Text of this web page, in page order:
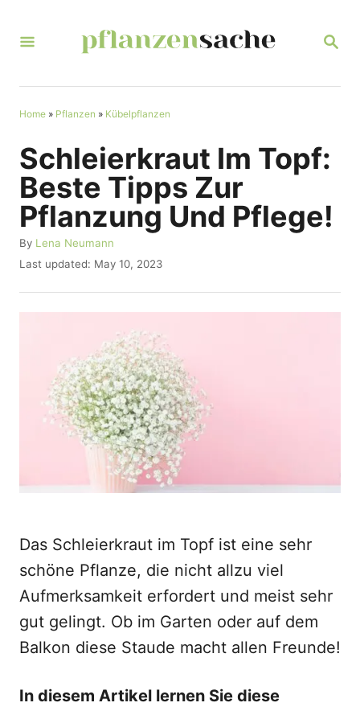
S
R
Home » Pflanzen » Kübelpflanzen
Schleierkraut Im Topf:
Beste Tipps Zur
Pflanzung Und Pflege!
By A
u
h
o
Lena Neumann
P
s
Last updated: May 10, 2023
Das Schleierkraut im Topf ist eine sehr
schöne Pflanze, die nicht allzu viel
Aufmerksamkeit erfordert und meist sehr
gut gelingt. Ob im Garten oder auf dem
Balkon diese Staude macht allen Freunde!
In diesem Artikel lernen Sie diese